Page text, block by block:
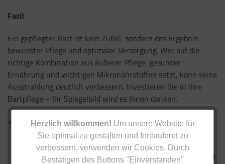
Herzlich willkommen! Um unsere Website für
Sie optimal zu gestalten und fortlaufend zu
verbessern, verwenden wir Cookies. Durch
Bestätigen des Buttons "Einverstanden"
Fazit
Ein gepflegter Bart ist kein Zufall, sondern das Ergebnis
bewusster Pflege und optimaler Versorgung. Wer auf die
richtige Kombination aus äußerer Pflege, gesunder
Ernährung und wichtigen Mikronährstoffen setzt, kann seine
Ausstrahlung deutlich verbessern. Investieren Sie in Ihre
Bartpflege – Ihr Spiegelbild wird es Ihnen danken.
< Zurück zur Übersicht